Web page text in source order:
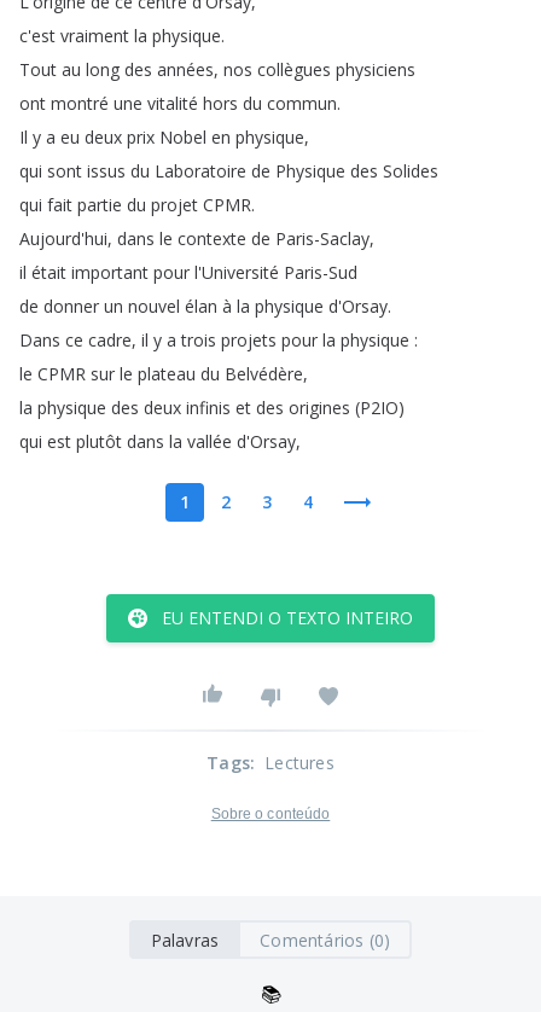
c'est vraiment la physique.
Tout au long des années, nos collègues physiciens
ont montré une vitalité hors du commun.
Il y a eu deux prix Nobel en physique,
qui sont issus du Laboratoire de Physique des Solides
qui fait partie du projet CPMR.
Aujourd'hui, dans le contexte de Paris-Saclay,
il était important pour l'Université Paris-Sud
de donner un nouvel élan à la physique d'Orsay.
Dans ce cadre, il y a trois projets pour la physique :
le CPMR sur le plateau du Belvédère,
la physique des deux infinis et des origines (P2IO)
qui est plutôt dans la vallée d'Orsay,
1 2 3 4
EU ENTENDI O TEXTO INTEIRO
Tags: Lectures
Sobre o conteúdo
Palavras Comentários (0)
📚